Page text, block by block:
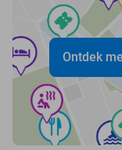
Ontdek